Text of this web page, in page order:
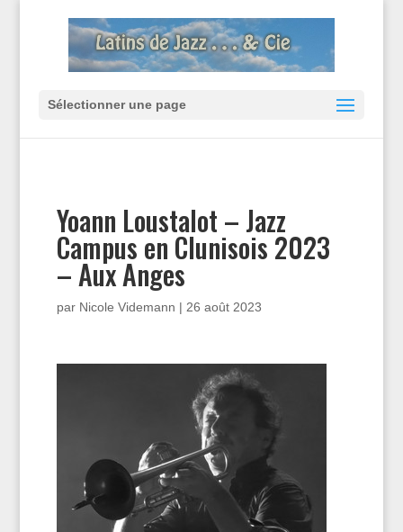
Sélectionner une page
Yoann Loustalot – Jazz
Campus en Clunisois 2023
– Aux Anges
par Nicole Videmann | 26 août 2023